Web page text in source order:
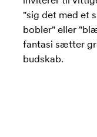
"sig det med et
bobler" eller
fantasi sætter
budskab.